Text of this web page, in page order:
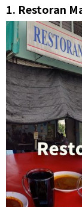
1. Restoran